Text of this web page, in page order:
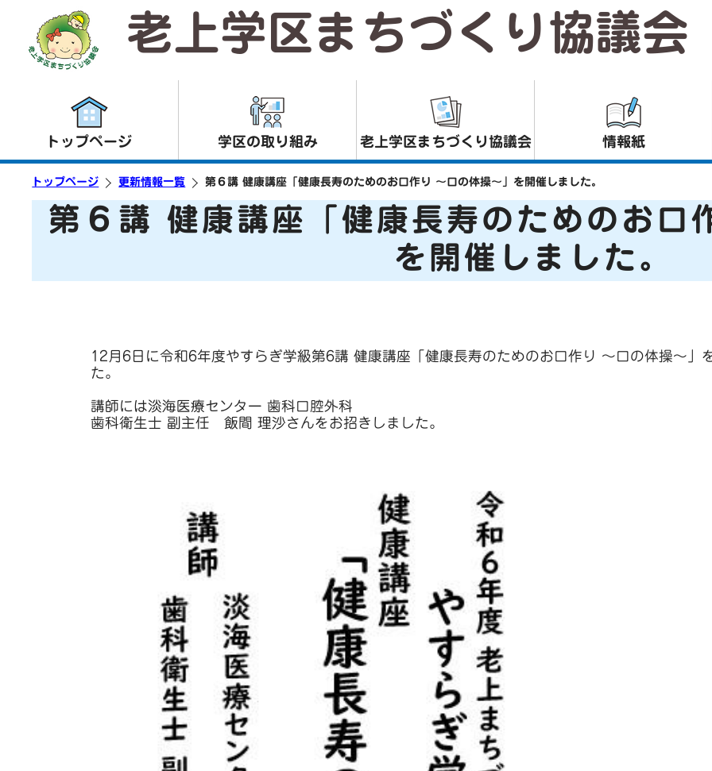
老上学区まちづくり協議会
トップページ 学区の取り組み 老上学区まちづくり協議会 情報紙
トップページ 更新情報一覧 第６講 健康講座「健康長寿のためのお口作り ～口の体操～」を開催しました。
第６講 健康講座「健康長寿のためのお口
を開催しました。
12月6日に令和6年度やすらぎ学級第6講 健康講座「健康長寿のためのお口作り ～口の体操～」
た。
講師には淡海医療センター 歯科口腔外科
歯科衛生士 副主任 飯間 理沙さんをお招きしました。